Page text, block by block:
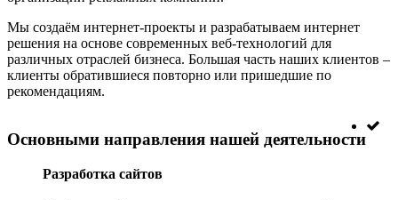
Мы создаём интернет-проекты и разрабатываем интернет
решения на основе современных веб-технологий для
различных отраслей бизнеса. Большая часть наших клиентов –
клиенты обратившиеся повторно или пришедшие по
рекомендациям.
Основными направления нашей деятельности
Разработка сайтов